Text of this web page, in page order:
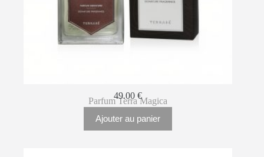
Parfum Terra Magica
49.00€
Ajouter au panier